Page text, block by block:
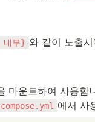
내부} 와 같이 노출
마운트하여 사용
에서 사